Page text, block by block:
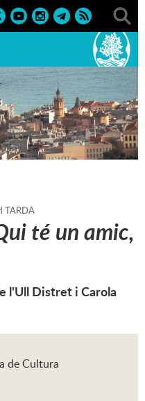
> Infantils'08
TARDA
té un amic,
l'Ull Distret i Carola
de Cultura